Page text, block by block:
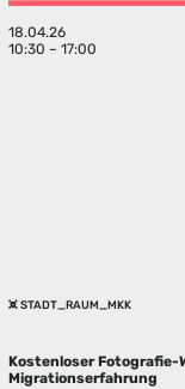
18.04.26
10:30 – 17:00
STADT_RAUM_MKK
Kostenloser Fotografie-
Migrationserfahrung